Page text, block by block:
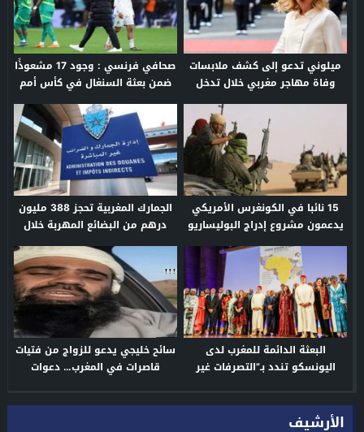
ميلوني تدعو إلى كشف ملابسات
وفاة مهاجر مغربي خلال تدخل
أمني بإيطاليا
صحافي فرنسي : وجود 17 مشعوذًا
ضمن بعثة السنغال في كأس أمم
إفريقيا 2025
15 نائبا في الكونغرس الأمريكي
يدعمون مشروع إدراج البوليساريو
ضمن قائمة المنظمات الإرهابية
الجمارك المغربية تحجز 388 مليون
درهم من البضائع المهربة خلال
2025
البعثة الدائمة للمغرب لدى
اليونسكو تندد بـ”التصرفات غير
إفريقيا
سائح خليجي يدعو للزواج من فتيات
قاصرات في المغرب… دعوات
الأرشيف